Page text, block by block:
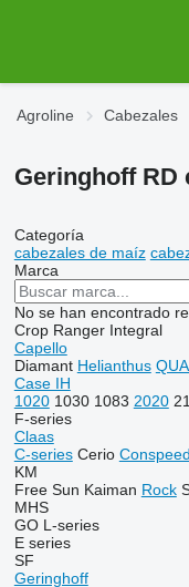
Agroline Cabezales
Geringhoff RD
Categoría
cabezales de maíz
Marca
No se han encontrado
Crop Ranger Integral
Capello
Diamant Helianthus
Case IH
1020 1030 1083 2020
F-series
Claas
C-series Cerio Conspeed
KM
Free Sun Kaiman Rock
MHS
GO L-series
E series
SF
Geringhoff